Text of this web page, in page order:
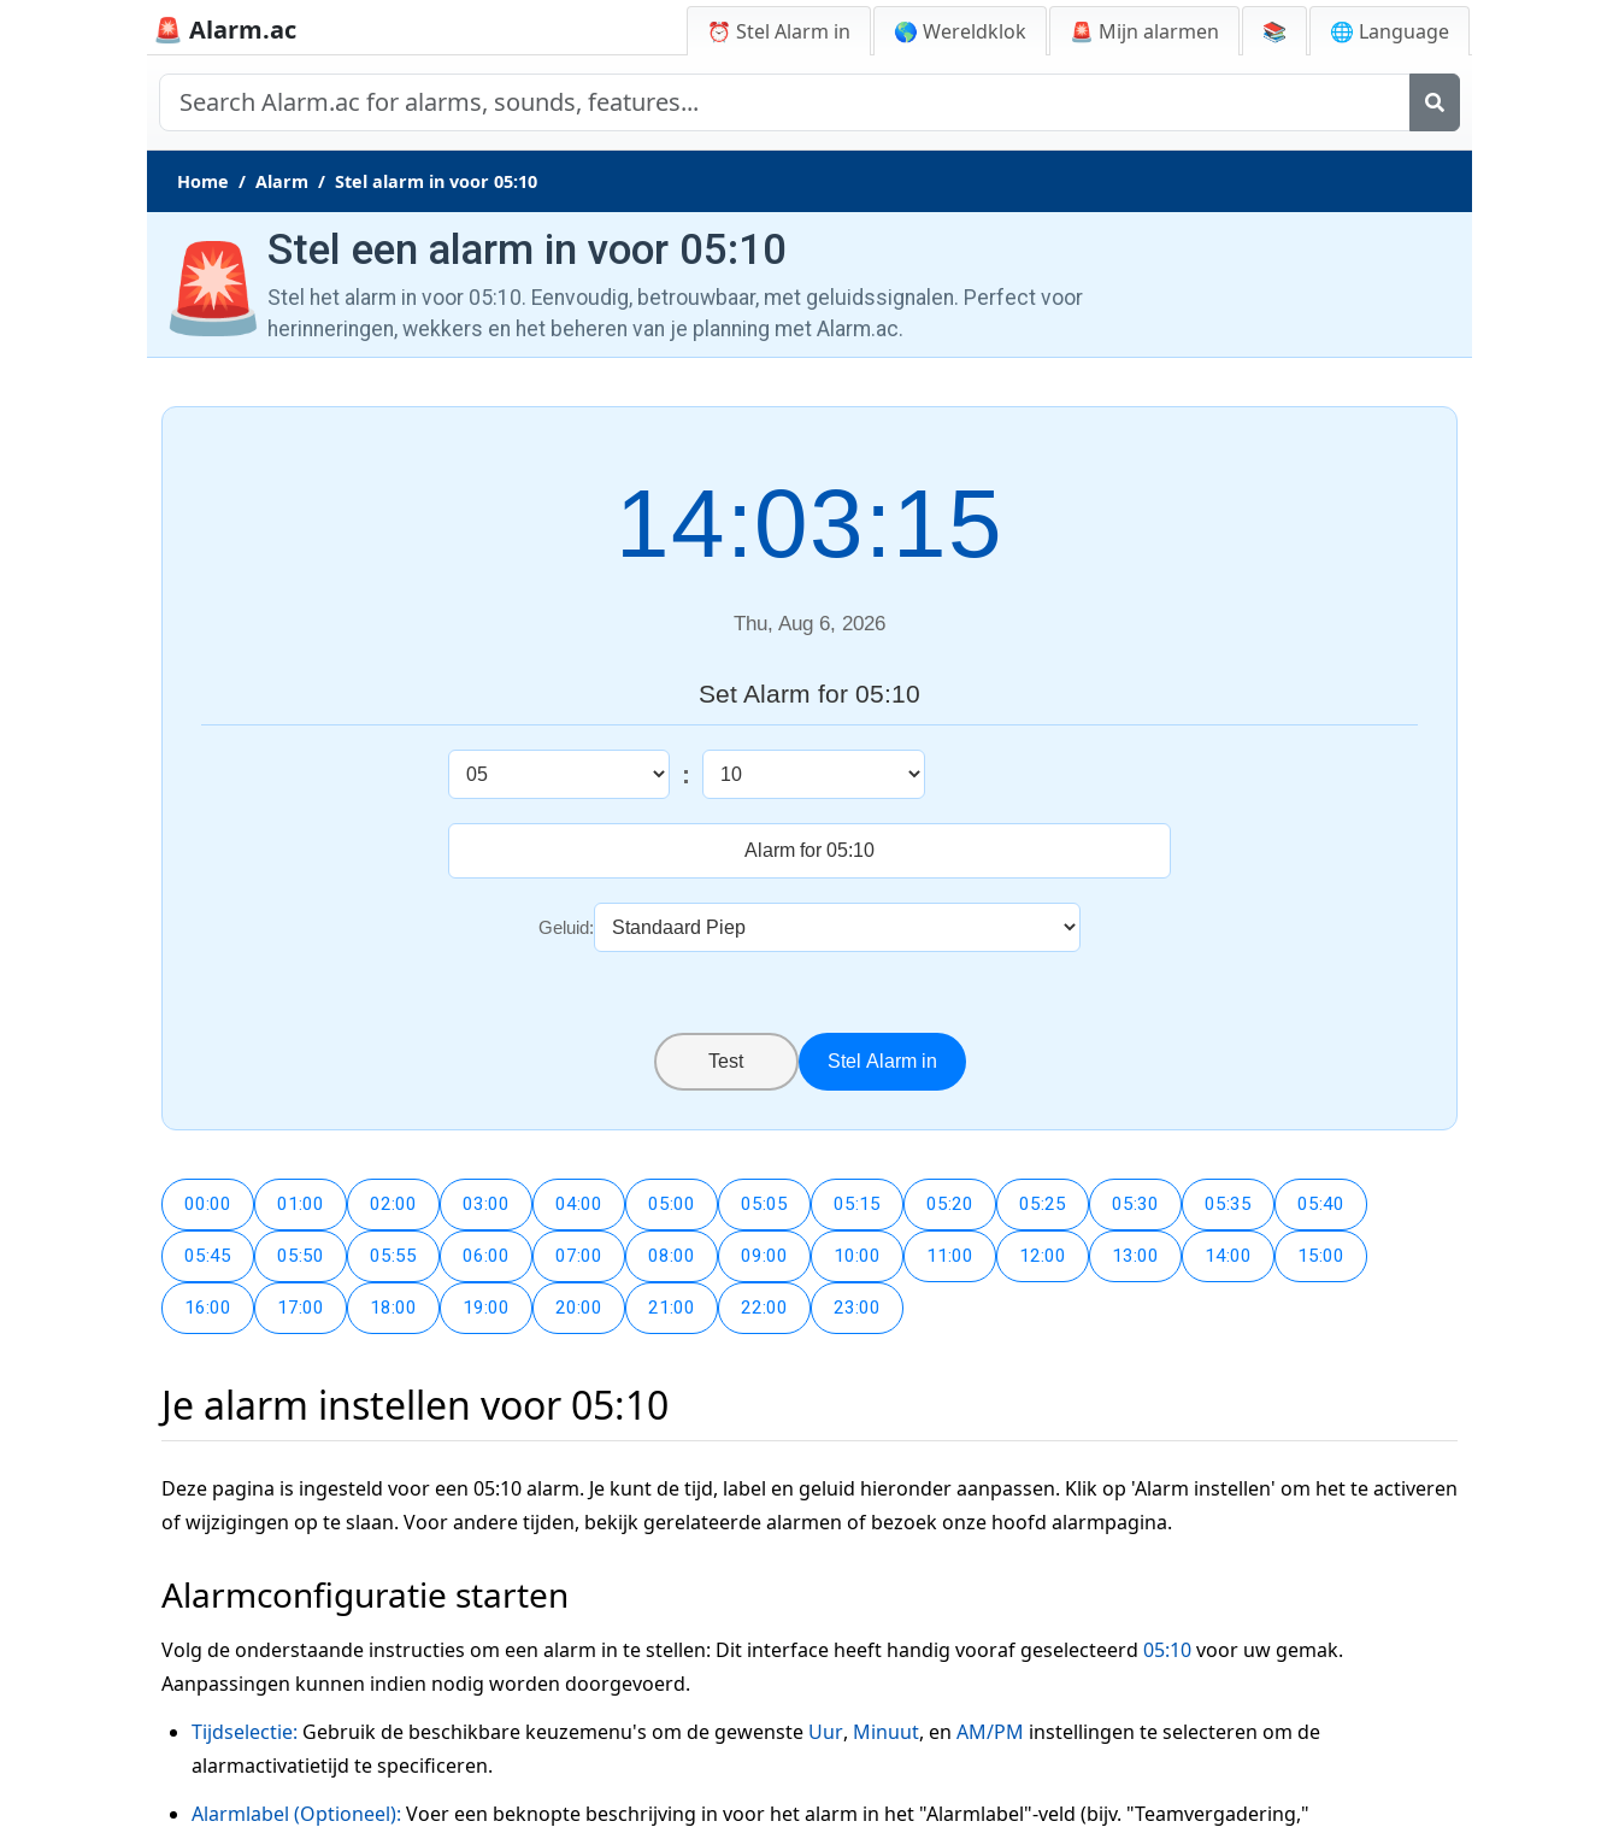
🚨 Alarm.ac ⏰ Stel Alarm in 🌎 Wereldklok 🚨 Mijn alarmen 📚 🌐 Language
Home Alarm Stel alarm in voor 05:10
🚨 Stel een alarm in voor 05:10
Stel het alarm in voor 05:10. Eenvoudig, betrouwbaar, met geluidssignalen. Perfect voor
herinneringen, wekkers en het beheren van je planning met Alarm.ac.
14:03:16
Thu, Aug 6, 2026
Set Alarm for 05:10
:
Geluid:
Test Stel Alarm in
00:00 01:00 02:00 03:00 04:00 05:00 05:05 05:15 05:20 05:25 05:30 05:35 05:40
05:45 05:50 05:55 06:00 07:00 08:00 09:00 10:00 11:00 12:00 13:00 14:00 15:00
16:00 17:00 18:00 19:00 20:00 21:00 22:00 23:00
Je alarm instellen voor 05:10
Deze pagina is ingesteld voor een 05:10 alarm. Je kunt de tijd, label en geluid hieronder aanpassen. Klik op 'Alarm instellen' om het te activeren
of wijzigingen op te slaan. Voor andere tijden, bekijk gerelateerde alarmen of bezoek onze hoofd alarmpagina.
Alarmconfiguratie starten
Volg de onderstaande instructies om een alarm in te stellen: Dit interface heeft handig vooraf geselecteerd 05:10voor uw gemak.
Aanpassingen kunnen indien nodig worden doorgevoerd.
Tijdselectie: Gebruik de beschikbare keuzemenu's om de gewenste Uur, Minuut, en AM/PM instellingen te selecteren om de
alarmactivatietijd te specificeren.
Alarmlabel (Optioneel): Voer een beknopte beschrijving in voor het alarm in het "Alarmlabel"-veld (bijv. "Teamvergadering,"